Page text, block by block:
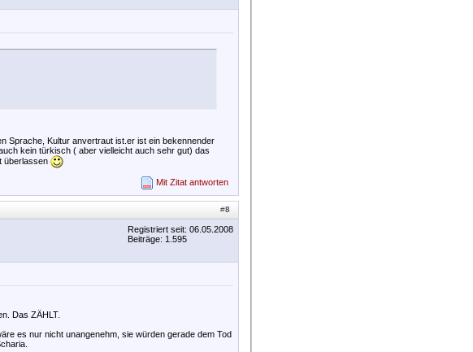
Sprache, Kultur anvertraut ist.er ist ein bekennender
kein türkisch ( aber vielleicht auch sehr gut) das
überlassen
Mit Zitat antworten
#8
Registriert seit: 06.05.2008
Beiträge: 1.595
Das ZÄHLT.
es nur nicht unangenehm, sie würden gerade dem Tod